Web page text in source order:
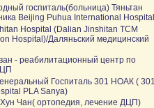
госпиталь(больница) Тяньтан
Beijing Puhua International Hospital
Hospital (Dalian Jinshitan TCM
Hospital)/Даляньский медицинский
- реабилитационный центр по
Госпиталь 301 НОАК ( 301
PLA Sanya)
Хун Чан( ортопедия, лечение ДЦП)